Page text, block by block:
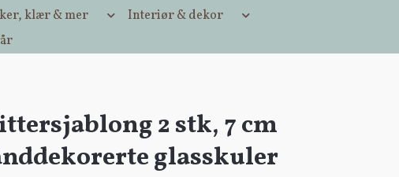
klær & mer
Interiør & dekor
2 stk, 7 cm
glasskuler